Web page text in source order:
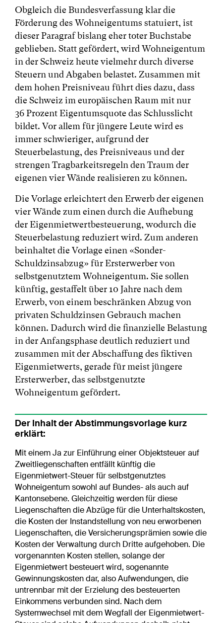
Obgleich die Bundesverfassung klar die
Förderung des Wohneigentums statuiert, ist
dieser Paragraf bislang eher toter Buchstabe
geblieben. Statt gefördert, wird Wohneigentum
in der Schweiz heute vielmehr durch diverse
Steuern und Abgaben belastet. Zusammen mit
dem hohen Preisniveau führt dies dazu, dass
die Schweiz im europäischen Raum mit nur
36 Prozent Eigentumsquote das Schlusslicht
bildet. Vor allem für jüngere Leute wird es
immer schwieriger, aufgrund der
Steuerbelastung, des Preisniveaus und der
strengen Tragbarkeitsregeln den Traum der
eigenen vier Wände realisieren zu können.
Die Vorlage erleichtert den Erwerb der eigenen
vier Wände zum einen durch die Aufhebung
der Eigenmietwertbesteuerung, wodurch die
Steuerbelastung reduziert wird. Zum anderen
beinhaltet die Vorlage einen «Sonder-
Schuldzinsabzug» für Ersterwerber von
selbstgenutztem Wohneigentum. Sie sollen
künftig, gestaffelt über 10 Jahre nach dem
Erwerb, von einem beschränken Abzug von
privaten Schuldzinsen Gebrauch machen
können. Dadurch wird die finanzielle Belastung
in der Anfangsphase deutlich reduziert und
zusammen mit der Abschaffung des fiktiven
Eigenmietwerts, gerade für meist jüngere
Ersterwerber, das selbstgenutzte
Wohneigentum gefördert.
Der Inhalt der Abstimmungsvorlage kurz
erklärt:
Mit einem Ja zur Einführung einer Objektsteuer auf
Zweitliegenschaften entfällt künftig die
Eigenmietwert-Steuer für selbstgenutztes
Wohneigentum sowohl auf Bundes- als auch auf
Kantonsebene. Gleichzeitig werden für diese
Liegenschaften die Abzüge für die Unterhaltskosten,
die Kosten der Instandstellung von neu erworbenen
Liegenschaften, die Versicherungsprämien sowie die
Kosten der Verwaltung durch Dritte aufgehoben. Die
vorgenannten Kosten stellen, solange der
Eigenmietwert besteuert wird, sogenannte
Gewinnungskosten dar, also Aufwendungen, die
untrennbar mit der Erzielung des besteuerten
Einkommens verbunden sind. Nach dem
Systemwechsel mit dem Wegfall der Eigenmietwert-